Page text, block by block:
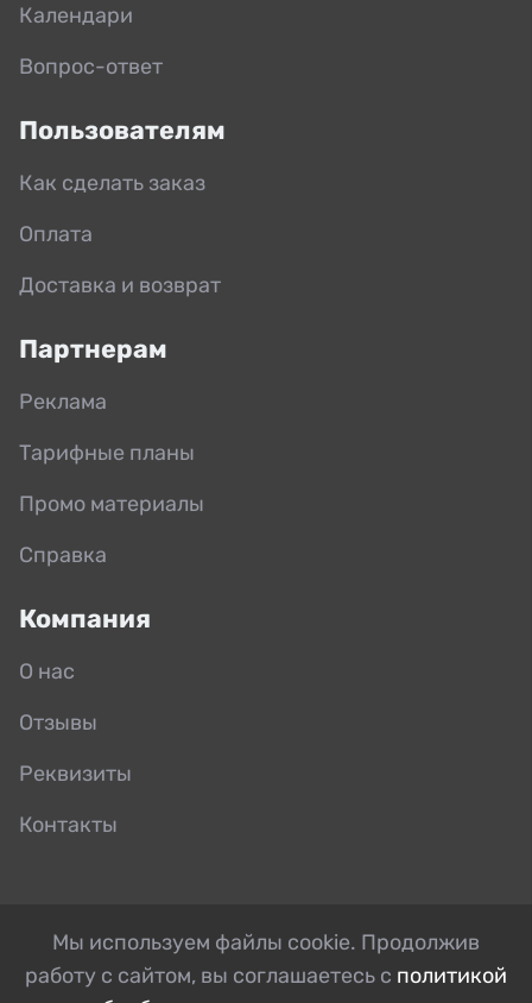
Календари
Вопрос-ответ
Пользователям
Как сделать заказ
Оплата
Доставка и возврат
Партнерам
Реклама
Тарифные планы
Промо материалы
Справка
Компания
О нас
Отзывы
Реквизиты
Контакты
Мы используем файлы cookie. Продолжив
работу с сайтом, вы соглашаетесь с политикой